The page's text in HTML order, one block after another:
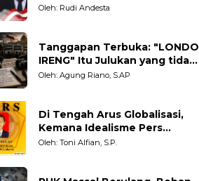
Oleh: Rudi Andesta
Tanggapan Terbuka: "LONDO
IRENG" Itu Julukan yang tidak
Adil untuk Wartawan,
Oleh: Agung Riano, S.AP
Di Tengah Arus Globalisasi,
Kemana Idealisme Pers
Berpihak?
Oleh: Toni Alfian, S.P.